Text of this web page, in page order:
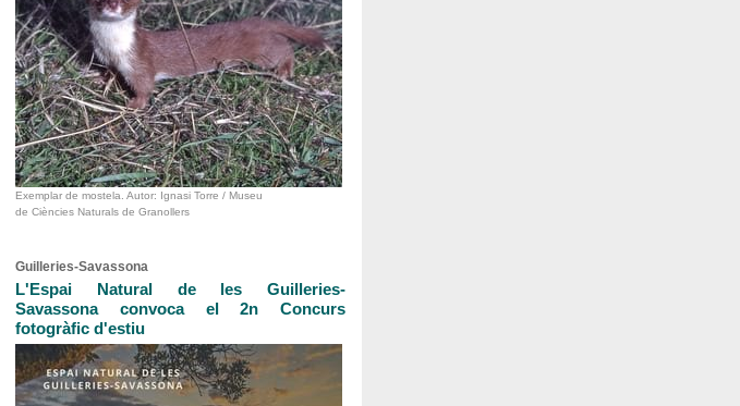
Exemplar de mostela. Autor: Ignasi Torre / Museu
de Ciències Naturals de Granollers
Guilleries-Savassona
L'Espai Natural de les Guilleries-
Savassona convoca el 2n Concurs
fotogràfic d'estiu